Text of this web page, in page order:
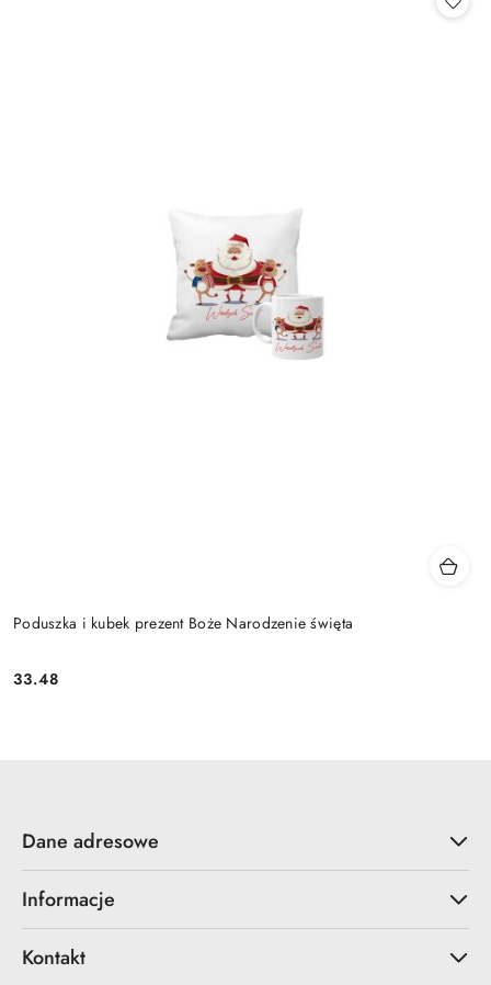
Poduszka i kubek prezent Boże Narodzenie święta
Cena:
33.48
Dane adresowe
Informacje
Kontakt